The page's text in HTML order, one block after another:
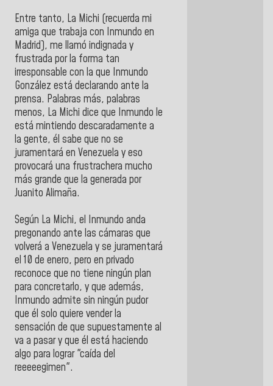
Entre tanto, La Michi (recuerda mi
amiga que trabaja con Inmundo en
Madrid), me llamó indignada y
frustrada por la forma tan
irresponsable con la que Inmundo
González está declarando ante la
prensa. Palabras más, palabras
menos, La Michi dice que Inmundo le
está mintiendo descaradamente a
la gente, él sabe que no se
juramentará en Venezuela y eso
provocará una frustrachera mucho
más grande que la generada por
Juanito Alimaña.
Según La Michi, el Inmundo anda
pregonando ante las cámaras que
volverá a Venezuela y se juramentará
el 10 de enero, pero en privado
reconoce que no tiene ningún plan
para concretarlo, y que además,
Inmundo admite sin ningún pudor
que él solo quiere vender la
sensación de que supuestamente al
va a pasar y que él está haciendo
algo para lograr "caída del
reeeeegimen".